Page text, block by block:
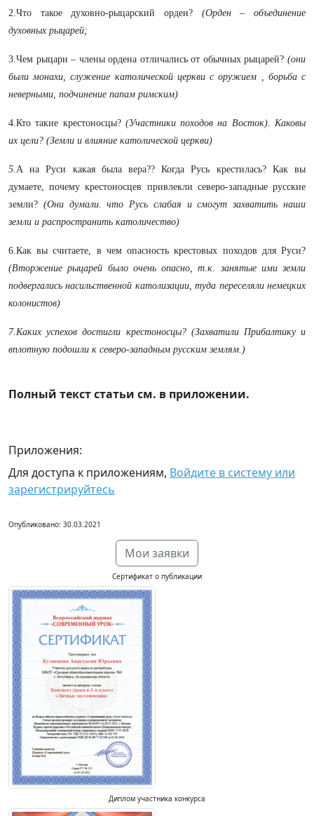
2.Что такое духовно-рыцарский орден? (Орден – объединение
духовных рыцарей;
3.Чем рыцари – члены ордена отличались от обычных рыцарей? (они
были монахи, служение католической церкви с оружием , борьба с
неверными, подчинение папам римским)
4.Кто такие крестоносцы? (Участники походов на Восток). Каковы
их цели? (Земли и влияние католической церкви)
5.А на Руси какая была вера?? Когда Русь крестилась? Как вы
думаете, почему крестоносцев привлекли северо-западные русские
земли? (Они думали. что Русь слабая и смогут захватить наши
земли и распространить католичество)
6.Как вы считаете, в чем опасность крестовых походов для Руси?
(Вторжение рыцарей было очень опасно, т.к. занятые ими земли
подвергались насильственной католизации, туда переселяли немецких
колонистов)
7.Каких успехов достигли крестоносцы? (Захватили Прибалтику и
вплотную подошли к северо-западным русским землям.)
Полный текст статьи см. в приложении.
Приложения:
Для доступа к приложениям, Войдите в систему или
зарегистрируйтесь
Опубликовано: 30.03.2021
Мои заявки
Сертификат о публикации
Диплом участника конкурса